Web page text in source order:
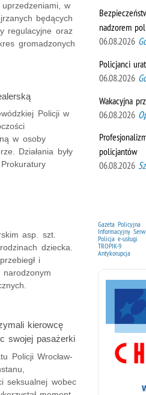
w
będących
regulacyjne oraz
gromadzonych
Policji w
w osoby
Działania były
asp. szt.
dziecka.
i
kierowcę
swojej pasażerki
Policji Wrocław-
seksualnej wobec
nadzorem
06.08.2026
Policjanci
06.08.2026
Wakacyjna
06.08.2026
policjantów
06.08.2026
Gazeta Policyjna
Informacyjny
Policja e-usługi
TROPIK-9
Antykorupcja